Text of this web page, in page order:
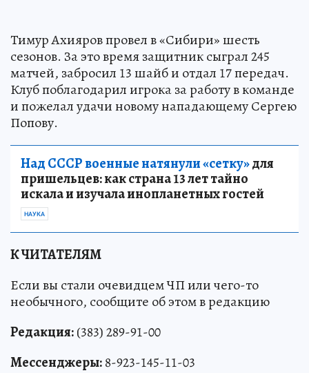
Тимур Ахияров провел в «Сибири» шесть
сезонов. За это время защитник сыграл 245
матчей, забросил 13 шайб и отдал 17 передач.
Клуб поблагодарил игрока за работу в команде
и пожелал удачи новому нападающему Сергею
Попову.
Над СССР военные натянули «сетку»для
пришельцев: как страна 13 лет тайно
искала и изучала инопланетных гостей
НАУКА
К ЧИТАТЕЛЯМ
Если вы стали очевидцем ЧП или чего-то
необычного, сообщите об этом в редакцию
Редакция:(383) 289-91-00
Мессенджеры:8-923-145-11-03